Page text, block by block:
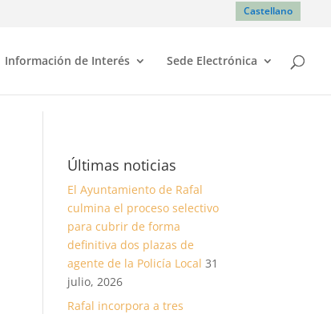
Castellano
Información de Interés Sede Electrónica
Últimas noticias
El Ayuntamiento de Rafal
culmina el proceso selectivo
para cubrir de forma
definitiva dos plazas de
agente de la Policía Local 31
julio, 2026
Rafal incorpora a tres